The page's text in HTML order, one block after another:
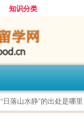
知识分类
“日落山水静”的出处是哪里